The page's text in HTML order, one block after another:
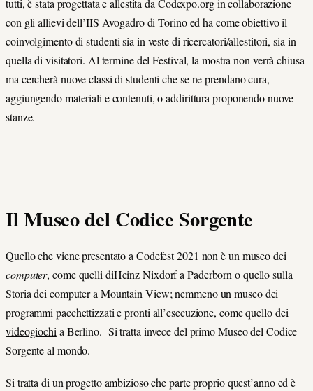
con gli allievi dell’IIS Avogadro di Torino ed ha come obiettivo il
coinvolgimento di studenti sia in veste di ricercatori/allestitori, sia in
quella di visitatori. Al termine del Festival, la mostra non verrà chiusa
ma cercherà nuove classi di studenti che se ne prendano cura,
aggiungendo materiali e contenuti, o addirittura proponendo nuove
stanze.
Il Museo del Codice Sorgente
Quello che viene presentato a Codefest 2021 non è un museo dei
computer, come quelli diHeinz Nixdorfa Paderborn o quello sulla
Storia dei computera Mountain View; nemmeno un museo dei
programmi pacchettizzati e pronti all’esecuzione, come quello dei
videogiochi a Berlino. Si tratta invece del primo Museo del Codice
Sorgente al mondo.
Si tratta di un progetto ambizioso che parte proprio quest’anno ed è